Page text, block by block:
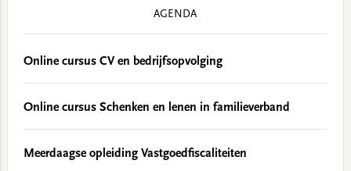
AGENDA
Online cursus CV en bedrijfsopvolging
Online cursus Schenken en lenen in familieverband
Meerdaagse opleiding Vastgoedfiscaliteiten